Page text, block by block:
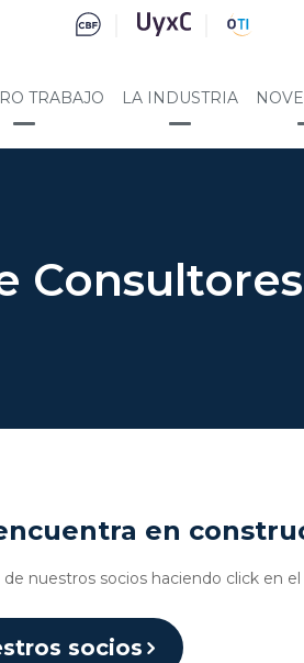
TRABAJO LA INDUSTRIA
Consultores
en
nuestros socios haciendo click en
socios